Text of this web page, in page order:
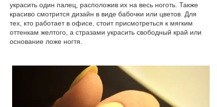
украсить один палец, расположив их на весь ноготь. Также
красиво смотрится дизайн в виде бабочки или цветов. Для
тех, кто работает в офисе, стоит присмотреться к мягким
оттенкам желтого, а стразами украсить свободный край или
основание ложе ногтя.